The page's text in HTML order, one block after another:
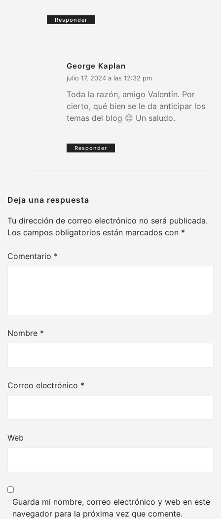
Responder
George Kaplan
julio 17, 2024 a las 12:32 pm
Toda la razón, amigo Valentín. Por
cierto, qué bien se le da anticipar los
temas del blog 😉 Un saludo.
Responder
Deja una respuesta
Tu dirección de correo electrónico no será publicada.
Los campos obligatorios están marcados con *
Comentario *
Nombre *
Correo electrónico *
Web
Guarda mi nombre, correo electrónico y web en este
navegador para la próxima vez que comente.